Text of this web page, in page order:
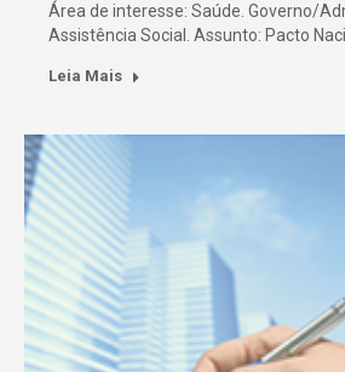
Área de interesse: Saúde. Governo/
Assistência Social. Assunto: Pacto
Leia Mais